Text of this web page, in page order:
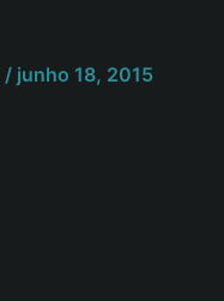
/ junho 18, 2015